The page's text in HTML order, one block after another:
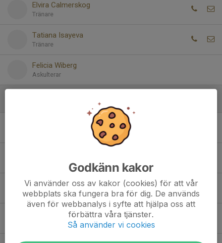
Elvira Calmerskog
Tränare
Tatiana Isayeva
Tränare
Felicia Wiberg
Askulterar
Eleonora Malouchos
Ellen Lengmo
Godkänn kakor
Vi använder oss av kakor (cookies) för att vår
webbplats ska fungera bra för dig. De används
även för webbanalys i syfte att hjälpa oss att
förbättra våra tjänster.
Så använder vi cookies